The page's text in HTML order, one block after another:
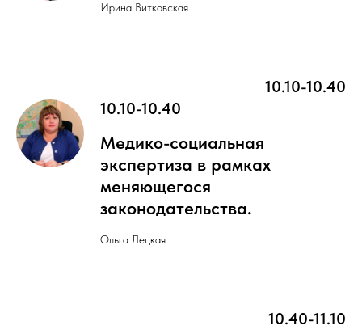
Ирина Витковская
10.10-10.40
10.10-10.40
Медико-социальная
экспертиза в рамках
меняющегося
законодательства.
Ольга Лецкая
10.40-11.10